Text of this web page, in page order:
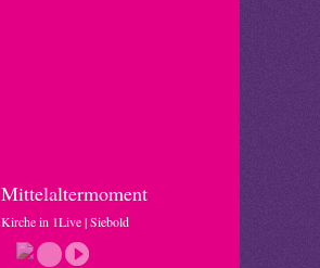
Mittelaltermoment
Kirche in 1Live | Siebold